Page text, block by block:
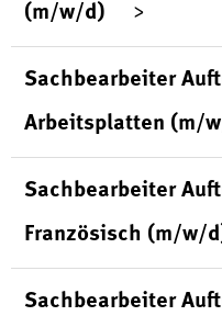
(m/w/d)
Sachbearbeiter
Arbeitsplatten (m/
Sachbearbeiter
Französisch (m/w/
Sachbearbeiter